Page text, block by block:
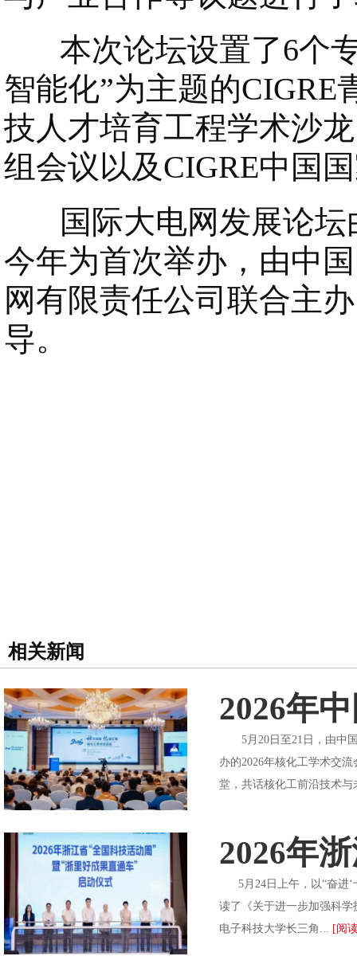
本次论坛设置了6个专
智能化”为主题的
技人才培育工程学术沙
组会议以及CIGRE中国
国际大电网发展论坛
今年为首次举办，由中
网有限责任公司联合主
导。
相关新闻
2026年
5月20日至21日，由中国
办的2026年核化工学术交
堂，共话核化工前沿技术
2026年
5月24日上午，以“奋进‘
读了《关于进一步加强科
电子科技大学长三角... [阅